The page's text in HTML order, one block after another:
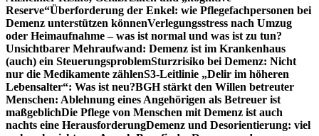
Reserve“Überforderung der Enkel: wie Pflegefachpersonen bei
Demenz unterstützen könnenVerlegungsstress nach Umzug
oder Heimaufnahme – was ist normal und was ist zu tun?
Unsichtbarer Mehraufwand: Demenz ist im Krankenhaus
(auch) ein SteuerungsproblemSturzrisiko bei Demenz: Nicht
nur die Medikamente zählenS3-Leitlinie „Delir im höheren
Lebensalter“: Was ist neu?BGH stärkt den Willen betreuter
Menschen: Ablehnung eines Angehörigen als Betreuer ist
maßgeblichDie Pflege von Menschen mit Demenz ist auch
nachts eine HerausforderungDemenz und Desorientierung: viel